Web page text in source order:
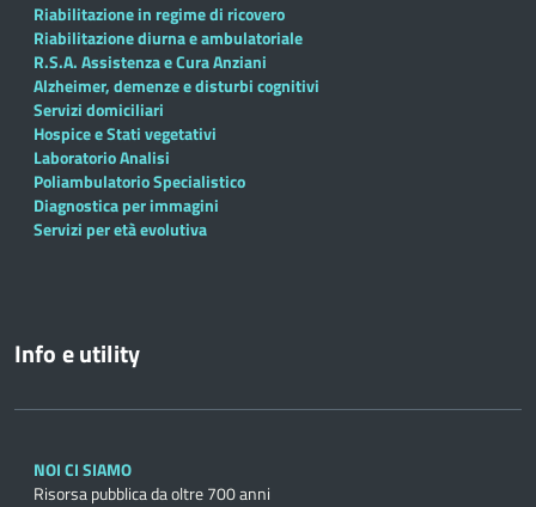
Riabilitazione in regime di ricovero
Riabilitazione diurna e ambulatoriale
R.S.A. Assistenza e Cura Anziani
Alzheimer, demenze e disturbi cognitivi
Servizi domiciliari
Hospice e Stati vegetativi
Laboratorio Analisi
Poliambulatorio Specialistico
Diagnostica per immagini
Servizi per età evolutiva
Info e utility
NOI CI SIAMO
Risorsa pubblica da oltre 700 anni